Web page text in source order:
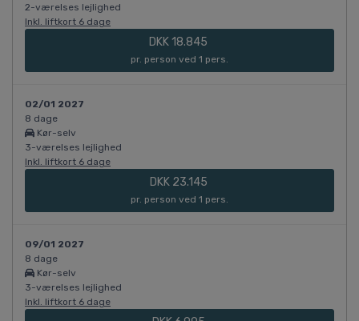
2-værelses lejlighed
Inkl. liftkort 6 dage
DKK 18.845
pr. person ved 1 pers.
02/01 2027
8 dage
Kør-selv
3-værelses lejlighed
Inkl. liftkort 6 dage
DKK 23.145
pr. person ved 1 pers.
09/01 2027
8 dage
Kør-selv
3-værelses lejlighed
Inkl. liftkort 6 dage